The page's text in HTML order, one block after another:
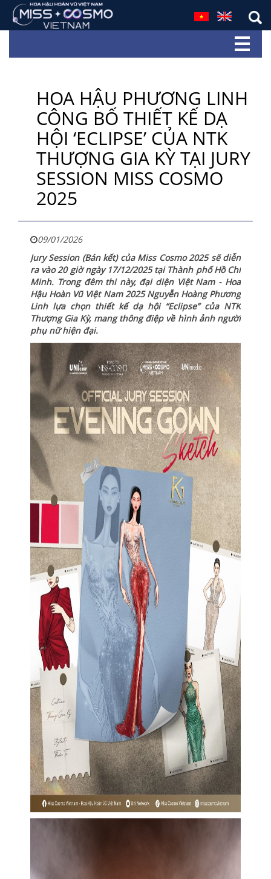
HOA HẬU PHƯƠNG LINH
CÔNG BỐ THIẾT KẾ DẠ
HỘI ‘ECLIPSE’ CỦA NTK
THƯỢNG GIA KỲ TẠI JURY
SESSION MISS COSMO
2025
09/01/2026
Jury Session (Bán kết) của Miss Cosmo 2025 sẽ diễn
ra vào 20 giờ ngày 17/12/2025 tại Thành phố Hồ Chí
Minh. Trong đêm thi này, đại diện Việt Nam - Hoa
Hậu Hoàn Vũ Việt Nam 2025 Nguyễn Hoàng Phương
Linh lựa chọn thiết kế dạ hội “Eclipse” của NTK
Thượng Gia Kỳ, mang thông điệp về hình ảnh người
phụ nữ hiện đại.